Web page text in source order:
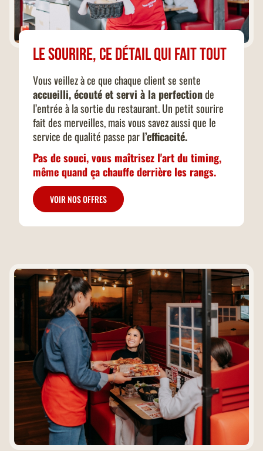
Le sourire, ce détail qui fait tout
Vous veillez à ce que chaque client se sente
accueilli, écouté et servi à la perfectionde
l’entrée à la sortie du restaurant. Un petit sourire
fait des merveilles, mais vous savez aussi que le
service de qualité passe parl’efficacité.
Pas de souci, vous maîtrisez l'art du timing,
même quand ça chauffe derrière les rangs.
VOIR NOS OFFRES